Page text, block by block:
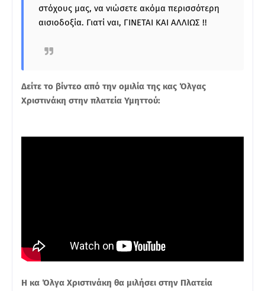
στόχους μας, να νιώσετε ακόμα περισσότερη
αισιοδοξία. Γιατί ναι, ΓΙΝΕΤΑΙ ΚΑΙ ΑΛΛΙΩΣ !!
Δείτε το βίντεο από την ομιλία της κας Όλγας
Χριστινάκη στην πλατεία Υμηττού:
Η κα Όλγα Χριστινάκη θα μιλήσει στην Πλατεία